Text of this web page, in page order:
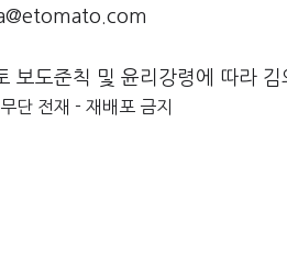
보도준칙 및 윤리강령에 따라
단 전재 - 재배포 금지